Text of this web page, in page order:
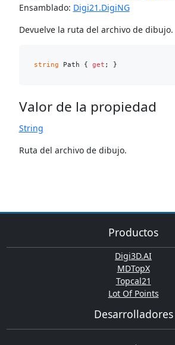
Ensamblado: Digi21.DigiNG
Devuelve la ruta del archivo de dibujo.
string Path { get
Valor de la propiedad
String
Ruta del archivo de dibujo.
Productos
Digi3D.AI
MDTopX
Topcal21
Lot Of Points
Desarrolladores